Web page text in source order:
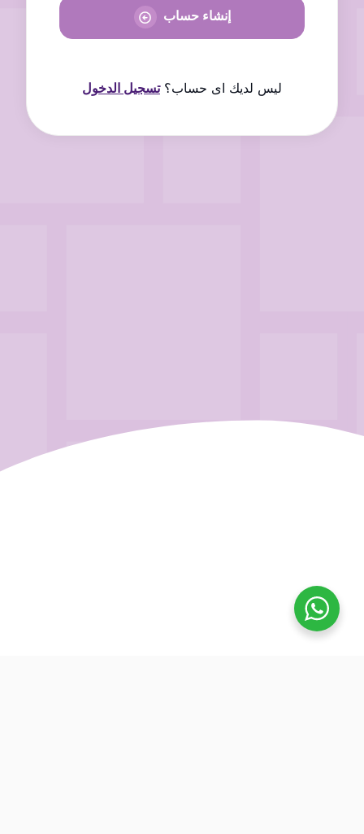
إنشاء حساب
ليس لديك اى حساب؟تسجيل الدخول